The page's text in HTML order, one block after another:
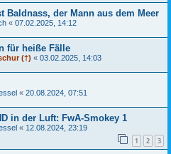
Baldnass, der Mann aus dem Meer
« 07.02.2025, 14:12
für heiße Fälle
(†) « 03.02.2025, 14:03
« 20.08.2024, 07:51
in der Luft: FwA-Smokey 1
« 12.08.2024, 23:19
1 2 3